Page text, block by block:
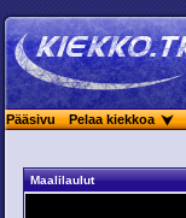
Pääsivu Pelaa kiekkoa
Maalilaulut